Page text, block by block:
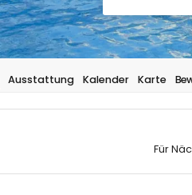
Ausstattung Kalender Karte
Für